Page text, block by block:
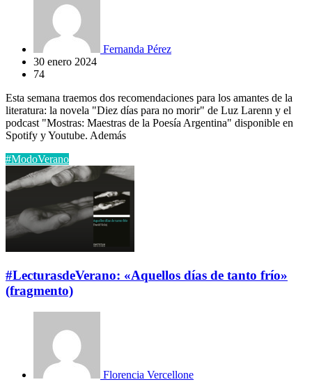
Fernanda Pérez
30 enero 2024
74
Esta semana traemos dos recomendaciones para los amantes de la
literatura: la novela "Diez días para no morir" de Luz Larenn y el
podcast "Mostras: Maestras de la Poesía Argentina" disponible en
Spotify y Youtube. Además
#ModoVerano
#LecturasdeVerano: «Aquellos días de tanto frío»
(fragmento)
Florencia Vercellone